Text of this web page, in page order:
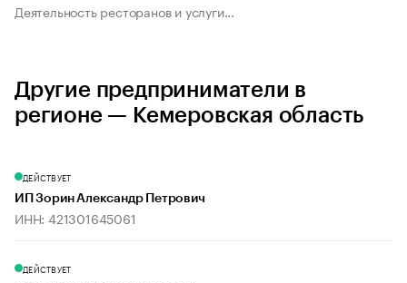
Деятельность ресторанов и услуги...
Другие предприниматели в
регионе — Кемеровская область
ДЕЙСТВУЕТ
ИП Зорин Александр Петрович
ИНН: 421301645061
ДЕЙСТВУЕТ